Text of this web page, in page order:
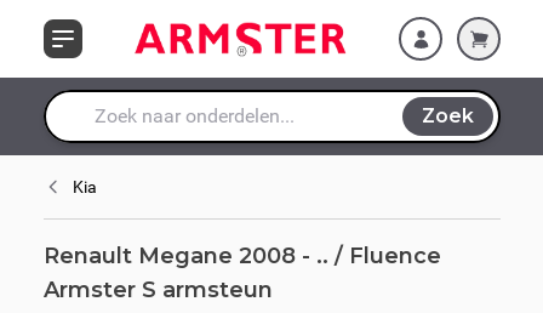
Waar ben je naar op zoek?
Zoek
Kia
Renault Megane 2008 - .. / Fluence
Armster S armsteun